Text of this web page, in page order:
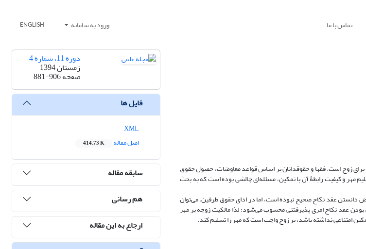
تماس با ما ورود به سامانه ENGLISH
زوج است. فقها و حقوقدانان بر اساس قواعد معاوضات، حصول حقوق
مهر و کیفیت رابطۀ آن با تمکین، مسئله‌ای چالشی بوده است که به بحث
دانستن عقد نکاح صحیح نبوده است، اما در ادای حقوق طرفین، می‌توان
عقد نکاح امری پذیرفتنی محسوب می‌شود؛ لذا مالکیت زوجه بر مهر
امتناعی نداشته باشد، بر زوج واجب است که مهر را تسلیم کند.
دوره 11، شماره 4
زمستان 1394
صفحه881-906
فایل ها
اصل مقاله
414.73 K
سابقه مقاله
هم رسانی
ارجاع به این مقاله